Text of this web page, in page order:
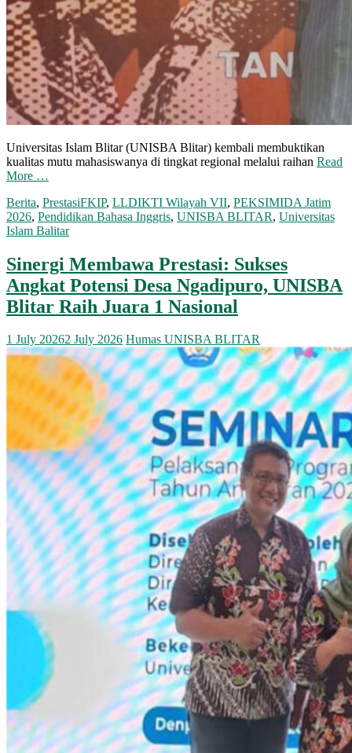
Universitas Islam Blitar (UNISBA Blitar) kembali membuktikan
kualitas mutu mahasiswanya di tingkat regional melalui raihan Read
More …
Berita, PrestasiFKIP, LLDIKTI Wilayah VII, PEKSIMIDA Jatim
2026, Pendidikan Bahasa Inggris, UNISBA BLITAR, Universitas
Islam Balitar
Sinergi Membawa Prestasi: Sukses
Angkat Potensi Desa Ngadipuro, UNISBA
Blitar Raih Juara 1 Nasional
1 July 20262 July 2026 Humas UNISBA BLITAR